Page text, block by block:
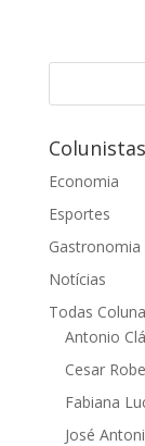
Colunistas
Economia
Esportes
Gastronomia
Notícias
Todas
Antonio
Cesar
Fabiana
José